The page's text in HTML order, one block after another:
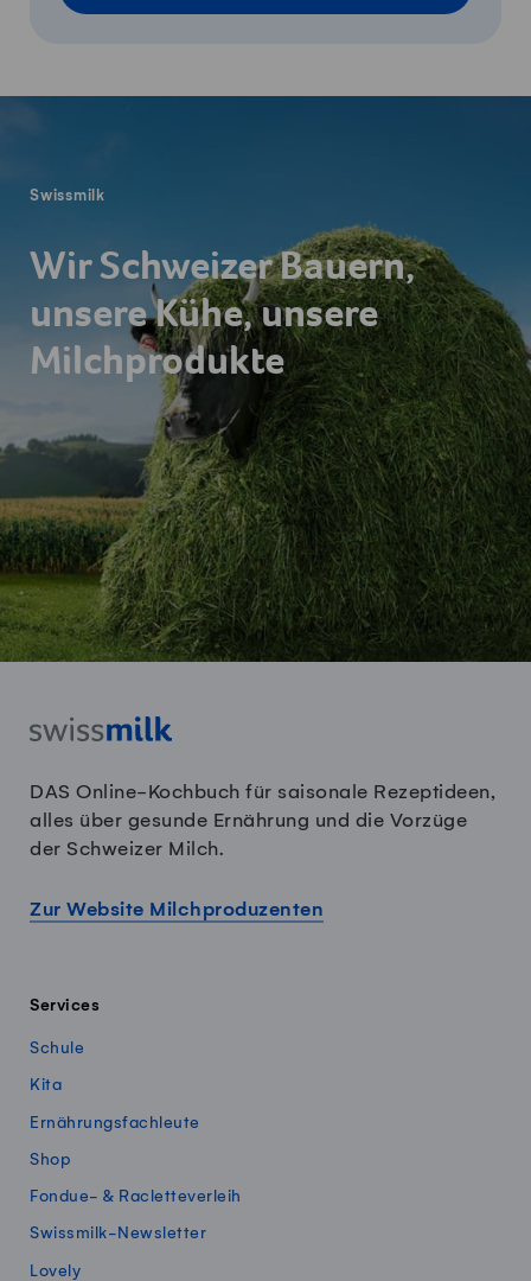
Swissmilk
Wir Schweizer Bauern,
unsere Kühe, unsere
Milchprodukte
DAS Online-Kochbuch für saisonale Rezeptideen,
alles über gesunde Ernährung und die Vorzüge
der Schweizer Milch.
Zur Website Milchproduzenten
Services
Schule
Kita
Ernährungsfachleute
Shop
Fondue- & Racletteverleih
Swissmilk-Newsletter
Lovely